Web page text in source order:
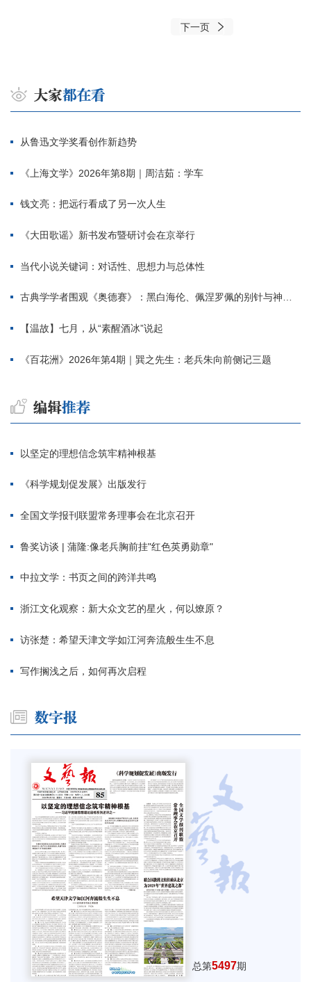
下一页
从鲁迅文学奖看创作新趋势
《上海文学》2026年第8期｜周洁茹：学车
钱文亮：把远行看成了另一次人生
《大田歌谣》新书发布暨研讨会在京举行
当代小说关键词：对话性、思想力与总体性
古典学学者围观《奥德赛》：黑白海伦、佩涅罗佩的别针与神秘入侵者
【温故】七月，从“素醒酒冰”说起
《百花洲》2026年第4期｜巽之先生：老兵朱向前侧记三题
以坚定的理想信念筑牢精神根基
《科学规划促发展》出版发行
全国文学报刊联盟常务理事会在北京召开
鲁奖访谈 | 蒲隆:像老兵胸前挂"红色英勇勋章"
中拉文学：书页之间的跨洋共鸣
浙江文化观察：新大众文艺的星火，何以燎原？
访张楚：希望天津文学如江河奔流般生生不息
写作搁浅之后，如何再次启程
总第5497期